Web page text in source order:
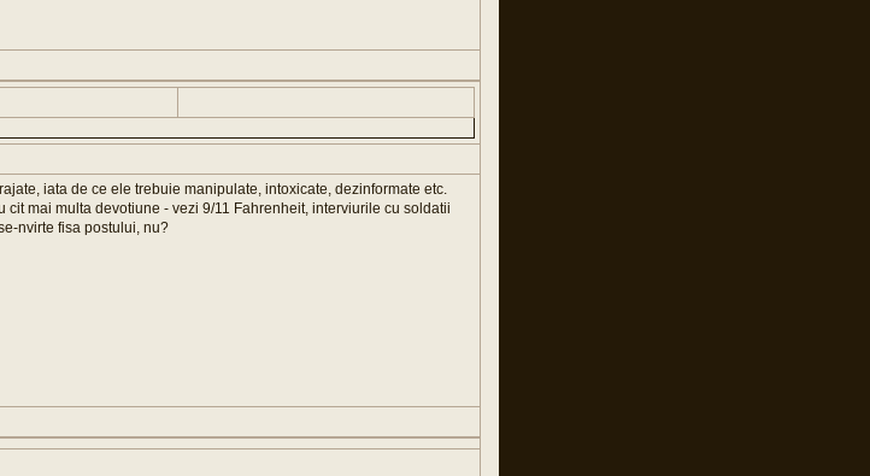
iata de ce ele trebuie manipulate, intoxicate, dezinformate etc.
mai multa devotiune - vezi 9/11 Fahrenheit, interviurile cu soldatii
nvirte fisa postului, nu?